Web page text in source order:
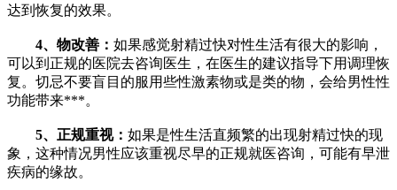
达到恢复的效果。
4、物改善： 如果感觉射精过快对性生活有很大的影响，
可以到正规的医院去咨询医生，在医生的建议指导下用调理恢
复。切忌不要盲目的服用些性激素物或是类的物，会给男性性
功能带来***。
5、正规重视： 如果是性生活直频繁的出现射精过快的现
象，这种情况男性应该重视尽早的正规就医咨询，可能有早泄
疾病的缘故。